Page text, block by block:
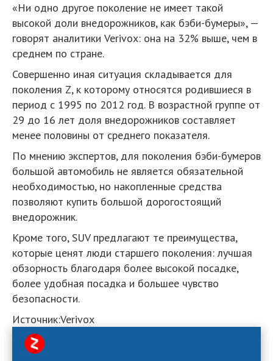
«Ни одно другое поколение не имеет такой
высокой доли внедорожников, как бэби-бумеры», —
говорят аналитики Verivox: она на 32% выше, чем в
среднем по стране.
Совершенно иная ситуация складывается для
поколения Z, к которому относятся родившиеся в
период с 1995 по 2012 год. В возрастной группе от
29 до 16 лет доля внедорожников составляет
менее половины от среднего показателя.
По мнению экспертов, для поколения бэби-бумеров
большой автомобиль не является обязательной
необходимостью, но накопленные средства
позволяют купить большой дорогостоящий
внедорожник.
Кроме того, SUV предлагают те преимущества,
которые ценят люди старшего поколения: лучшая
обзорность благодаря более высокой посадке,
более удобная посадка и большее чувство
безопасности.
Источник:Verivox